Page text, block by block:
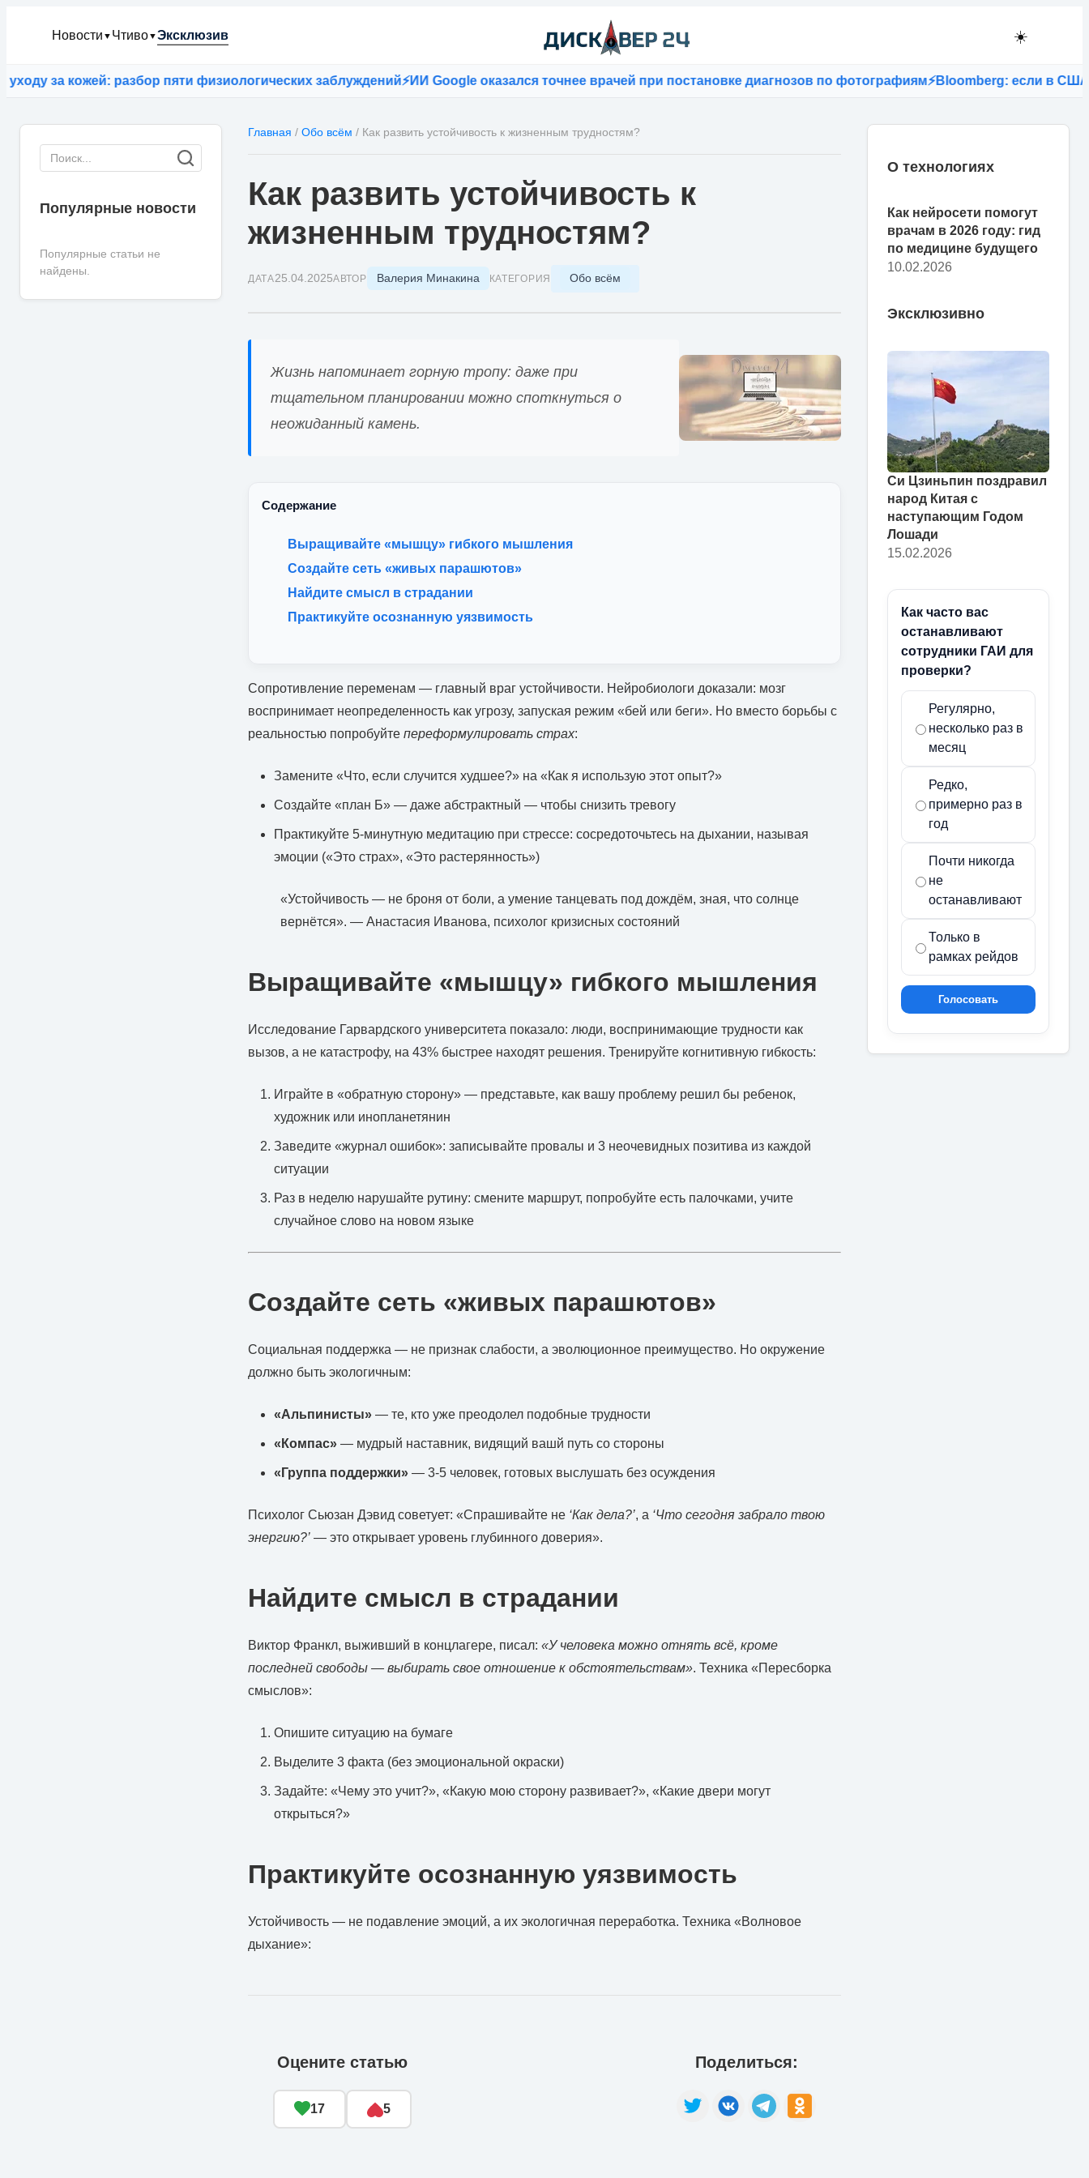
Новости ▼ Чтиво▼Эксклюзив ☀️
разбор пяти физиологических заблуждений⚡ИИ Google оказался точнее врачей при постановке диагнозов по фотографиям⚡Bloomberg: если в США
Популярные новости
Популярные статьи не
найдены.
Главная / Обо всём / Как развить устойчивость к жизненным трудностям?
Как развить устойчивость к
жизненным трудностям?
ДАТА25.04.2025АВТОР Валерия Минакина КАТЕГОРИЯ Обо всём
Жизнь напоминает горную тропу: даже при
тщательном планировании можно споткнуться о
неожиданный камень.
Содержание
Выращивайте «мышцу» гибкого мышления
Создайте сеть «живых парашютов»
Найдите смысл в страдании
Практикуйте осознанную уязвимость
Сопротивление переменам — главный враг устойчивости. Нейробиологи доказали: мозг
воспринимает неопределенность как угрозу, запуская режим «бей или беги». Но вместо борьбы с
реальностью попробуйте переформулировать страх:
Замените «Что, если случится худшее?» на «Как я использую этот опыт?»
Создайте «план Б» — даже абстрактный — чтобы снизить тревогу
Практикуйте 5-минутную медитацию при стрессе: сосредоточьтесь на дыхании, называя
эмоции («Это страх», «Это растерянность»)
«Устойчивость — не броня от боли, а умение танцевать под дождём, зная, что солнце
вернётся». — Анастасия Иванова, психолог кризисных состояний
Выращивайте «мышцу» гибкого мышления
Исследование Гарвардского университета показало: люди, воспринимающие трудности как
вызов, а не катастрофу, на 43% быстрее находят решения. Тренируйте когнитивную гибкость:
Играйте в «обратную сторону» — представьте, как вашу проблему решил бы ребенок,
художник или инопланетянин
Заведите «журнал ошибок»: записывайте провалы и 3 неочевидных позитива из каждой
ситуации
Раз в неделю нарушайте рутину: смените маршрут, попробуйте есть палочками, учите
случайное слово на новом языке
Создайте сеть «живых парашютов»
Социальная поддержка — не признак слабости, а эволюционное преимущество. Но окружение
должно быть экологичным:
«Альпинисты» — те, кто уже преодолел подобные трудности
«Компас» — мудрый наставник, видящий вашй путь со стороны
«Группа поддержки» — 3-5 человек, готовых выслушать без осуждения
Психолог Сьюзан Дэвид советует: «Спрашивайте не ‘Как дела?’, а ‘Что сегодня забрало твою
энергию?’ — это открывает уровень глубинного доверия».
Найдите смысл в страдании
Виктор Франкл, выживший в концлагере, писал: «У человека можно отнять всё, кроме
последней свободы — выбирать свое отношение к обстоятельствам». Техника «Пересборка
смыслов»:
Опишите ситуацию на бумаге
Выделите 3 факта (без эмоциональной окраски)
Задайте: «Чему это учит?», «Какую мою сторону развивает?», «Какие двери могут
открыться?»
Практикуйте осознанную уязвимость
Устойчивость — не подавление эмоций, а их экологичная переработка. Техника «Волновое
дыхание»:
Оцените статью
17 5
Поделиться:
О технологиях
Как нейросети помогут
врачам в 2026 году: гид
по медицине будущего
10.02.2026
Эксклюзивно
Си Цзиньпин поздравил
народ Китая с
наступающим Годом
Лошади
15.02.2026
Как часто вас
останавливают
сотрудники ГАИ для
проверки?
Регулярно,
несколько раз в
месяц
Редко,
примерно раз в
год
Почти никогда
не
останавливают
Только в
рамках рейдов
Голосовать